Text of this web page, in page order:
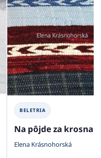
BELETRIA
Na pôjde za
Elena Krásnohorská